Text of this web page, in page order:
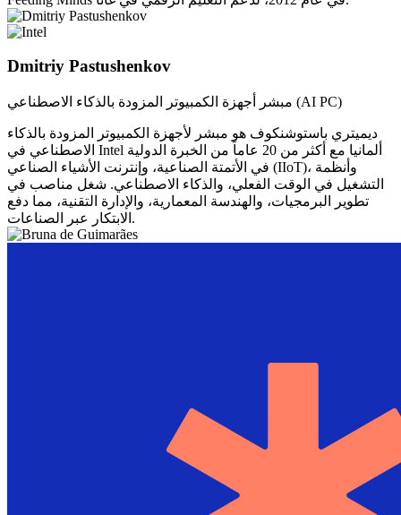
Dmitriy Pastushenkov
مبشر أجهزة الكمبيوتر المزودة بالذكاء الاصطناعي (AI PC)
ديميتري باستوشنكوف هو مبشر لأجهزة الكمبيوتر المزودة بالذكاء
الاصطناعي في Intel ألمانيا مع أكثر من 20 عاماً من الخبرة الدولية
في الأتمتة الصناعية، وإنترنت الأشياء الصناعي (IIoT)، وأنظمة
التشغيل في الوقت الفعلي، والذكاء الاصطناعي. شغل مناصب في
تطوير البرمجيات، والهندسة المعمارية، والإدارة التقنية، مما دفع
الابتكار عبر الصناعات.